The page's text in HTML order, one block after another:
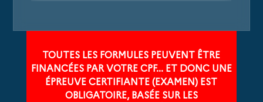
TOUTES LES FORMULES PEUVENT ÊTRE
FINANCÉES PAR VOTRE CPF... ET DONC UNE
ÉPREUVE CERTIFIANTE (EXAMEN) EST
OBLIGATOIRE, BASÉE SUR LES